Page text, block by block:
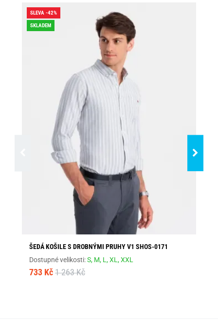
SLEVA -42%
SKLADEM
ŠEDÁ KOŠILE S DROBNÝMI PRUHY V1 SHOS-0171
Dostupné velikosti:S, M, L,XL,XXL
733 Kč 1 263 Kč